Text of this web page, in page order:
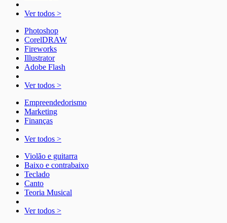
Ver todos >
Photoshop
CorelDRAW
Fireworks
Illustrator
Adobe Flash
Ver todos >
Empreendedorismo
Marketing
Finanças
Ver todos >
Violão e guitarra
Baixo e contrabaixo
Teclado
Canto
Teoria Musical
Ver todos >